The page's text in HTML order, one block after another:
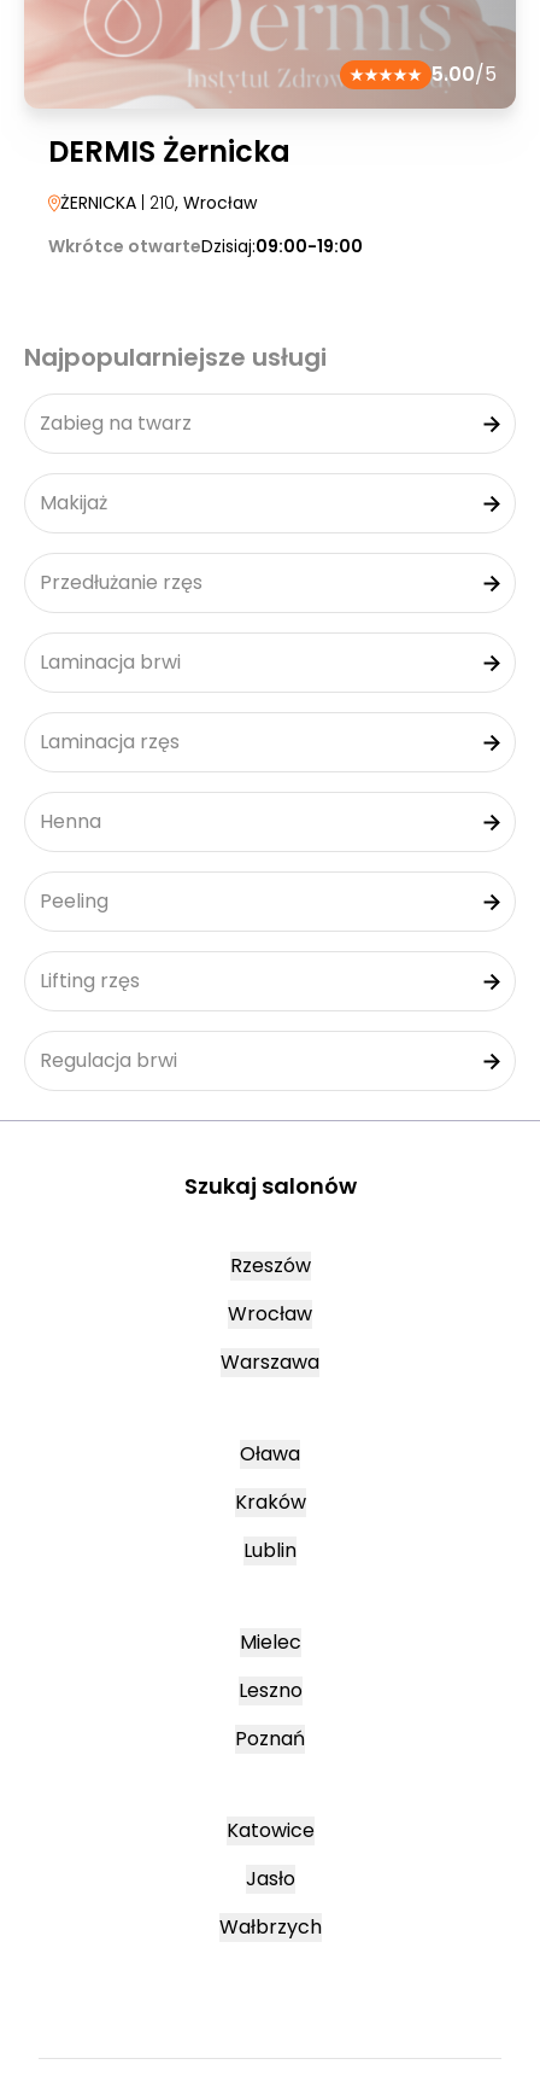
5.00/5
DERMIS Żernicka
ŻERNICKA | 210, Wrocław
Wkrótce otwarteDzisiaj:09:00-19:00
Najpopularniejsze usługi
Zabieg na twarz
Makijaż
Przedłużanie rzęs
Laminacja brwi
Laminacja rzęs
Henna
Peeling
Lifting rzęs
Regulacja brwi
Szukaj salonów
Rzeszów
Wrocław
Warszawa
Oława
Kraków
Lublin
Mielec
Leszno
Poznań
Katowice
Jasło
Wałbrzych